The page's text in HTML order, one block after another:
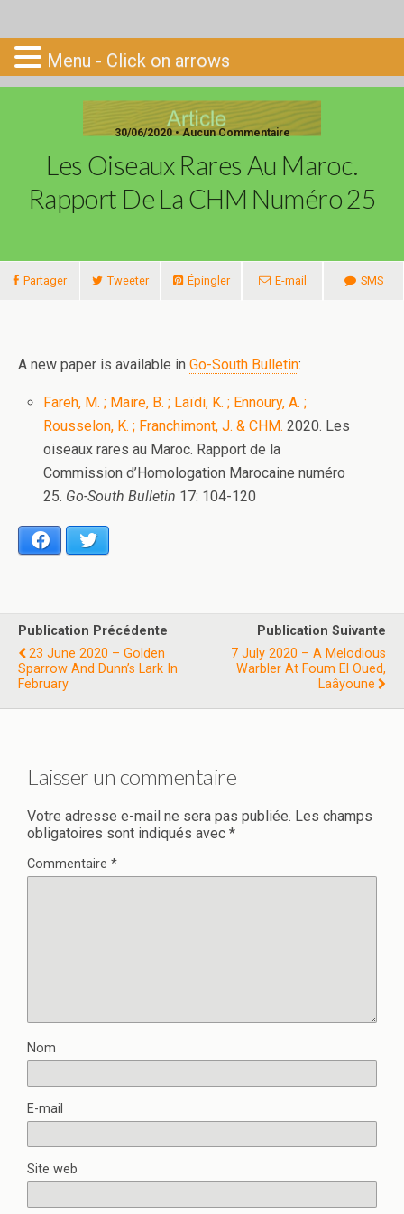
Go-South
30/06/2020 • Aucun Commentaire
Les Oiseaux Rares Au Maroc.
Rapport De La CHM Numéro 25
Partager Tweeter Épingler E-mail SMS
A new paper is available in Go-South Bulletin:
Fareh, M. ; Maire, B. ; Laïdi, K. ; Ennoury, A. ;
Rousselon, K. ; Franchimont, J. & CHM.2020. Les
oiseaux rares au Maroc. Rapport de la
Commission d’Homologation Marocaine numéro
25. Go-South Bulletin 17: 104-120
Facebook
Publication Précédente
23 June 2020 – Golden
Sparrow And Dunn’s Lark In
February
Publication Suivante
7 July 2020 – A Melodious
Warbler At Foum El Oued,
Laâyoune
Laisser un commentaire
Votre adresse e-mail ne sera pas publiée. Les champs
obligatoires sont indiqués avec *
Commentaire *
Nom
E-mail
Site web
Menu - Click on arrows